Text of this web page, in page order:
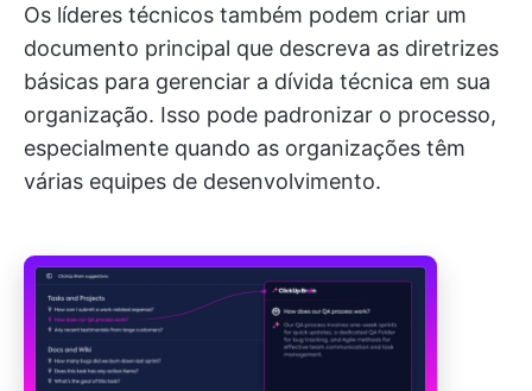
Os líderes técnicos também podem criar um
documento principal que descreva as diretrizes
básicas para gerenciar a dívida técnica em sua
organização. Isso pode padronizar o processo,
especialmente quando as organizações têm
várias equipes de desenvolvimento.